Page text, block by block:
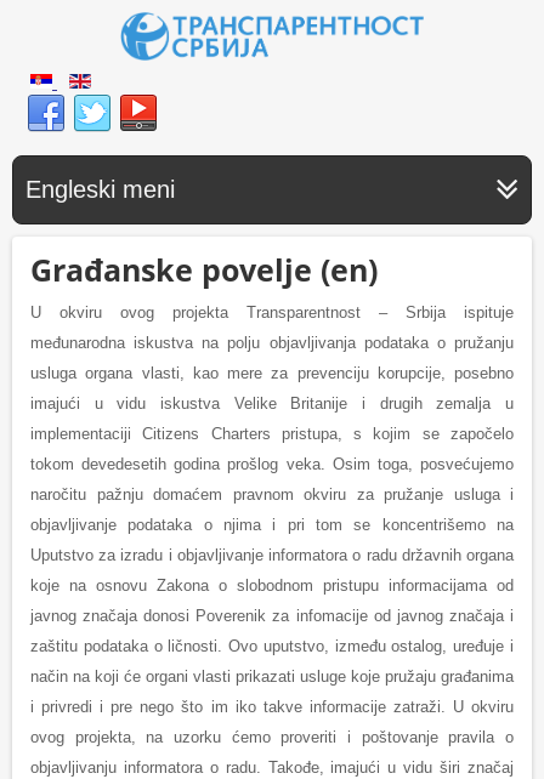
Engleski meni
Građanske povelje (en)
U okviru ovog projekta Transparentnost – Srbija ispituje
međunarodna iskustva na polju objavljivanja podataka o pružanju
usluga organa vlasti, kao mere za prevenciju korupcije, posebno
imajući u vidu iskustva Velike Britanije i drugih zemalja u
implementaciji Citizens Charters pristupa, s kojim se započelo
tokom devedesetih godina prošlog veka. Osim toga, posvećujemo
naročitu pažnju domaćem pravnom okviru za pružanje usluga i
objavljivanje podataka o njima i pri tom se koncentrišemo na
Uputstvo za izradu i objavljivanje informatora o radu državnih organa
koje na osnovu Zakona o slobodnom pristupu informacijama od
javnog značaja donosi Poverenik za infomacije od javnog značaja i
zaštitu podataka o ličnosti. Ovo uputstvo, između ostalog, uređuje i
način na koji će organi vlasti prikazati usluge koje pružaju građanima
i privredi i pre nego što im iko takve informacije zatraži. U okviru
ovog projekta, na uzorku ćemo proveriti i poštovanje pravila o
objavljivanju informatora o radu. Takođe, imajući u vidu širi značaj